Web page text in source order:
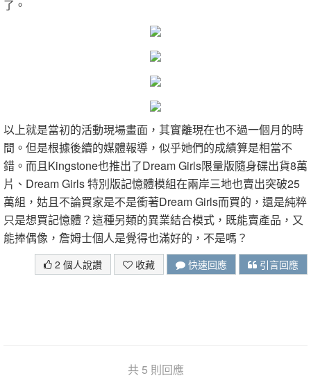
了。
以上就是當初的活動現場畫面，其實離現在也不過一個月的時
間。但是根據後續的媒體報導，似乎她們的成績算是相當不
錯。而且Kingstone也推出了Dream Girls限量版隨身碟出貨8萬
片、Dream Girls 特別版記憶體模組在兩岸三地也賣出突破25
萬組，姑且不論買家是不是衝著Dream Girls而買的，還是純粹
只是想買記憶體？這種另類的異業結合模式，既能賣產品，又
能捧偶像，詹姆士個人是覺得也滿好的，不是嗎？
2 個人說讚 收藏 快速回應 引言回應
共 5 則回應